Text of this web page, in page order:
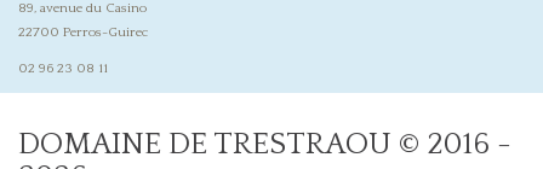
89, avenue du Casino
22700 Perros-Guirec
02 96 23 08 11
DOMAINE DE TRESTRAOU © 2016 -